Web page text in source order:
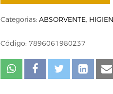
Categorias: ABSORVENTE,
Código: 7896061980237